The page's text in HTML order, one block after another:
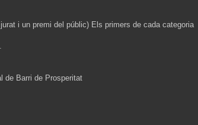
i un premi del públic) Els primers de cada categoria
de Barri de Prosperitat